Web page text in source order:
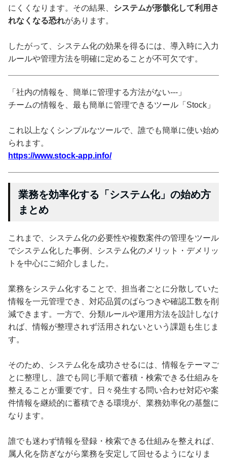
にくくなります。その結果、 システムが形骸化して利用さ
れなくなる恐れがあります。
したがって、システム化の効果を得るには、導入時に入力
ルールや管理方法を明確に定めることが不可欠です。
「社内の情報を、簡単に管理する方法がない---」
チームの情報を、最も簡単に管理できるツール「Stock」
これ以上なくシンプルなツールで、誰でも簡単に使い始め
られます。
https://www.stock-app.info/
業務を効率化する「システム化」の始め方
まとめ
これまで、システム化の必要性や複数案件の管理をツール
でシステム化した事例、システム化のメリット・デメリッ
トを中心にご紹介しました。
業務をシステム化することで、担当者ごとに分散していた
情報を一元管理でき、対応品質のばらつきや確認工数を削
減できます。一方で、分類ルールや運用方法を設計しなけ
れば、情報が整理されず活用されないという課題も生じま
す。
そのため、システム化を成功させるには、情報をテーマご
とに整理し、誰でも同じ手順で蓄積・検索できる仕組みを
整えることが重要です。日々発生する問い合わせ対応や案
件情報を継続的に蓄積できる環境が、業務効率化の基盤に
なります。
誰でも迷わず情報を登録・検索できる仕組みを整えれば、
属人化を防ぎながら業務を安定して回せるようになりま